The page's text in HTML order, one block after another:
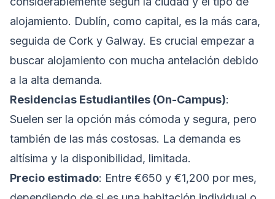
alojamiento. Dublín, como capital, es la más cara,
seguida de Cork y Galway. Es crucial empezar a
buscar alojamiento con mucha antelación debido
a la alta demanda.
Residencias Estudiantiles (On-Campus):
Suelen ser la opción más cómoda y segura, pero
también de las más costosas. La demanda es
altísima y la disponibilidad, limitada.
Precio estimado: Entre €650 y €1,200 por mes,